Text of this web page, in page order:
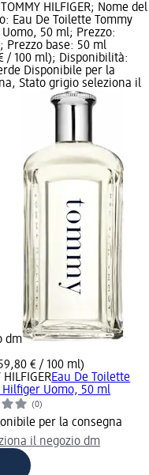
HILFIGER; Nome del
Eau De Toilette Tommy
50 ml; Prezzo:
Prezzo base: 50 ml
/ 100 ml); Disponibilità:
Disponibile per la
Stato grigio seleziona il
dm
€ / 100 ml)
HILFIGEREau De Toilette
Hilfiger Uomo, 50 ml
(0)
per la consegna
il negozio dm